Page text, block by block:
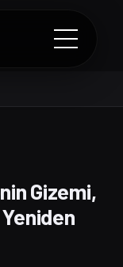
Gizemi,